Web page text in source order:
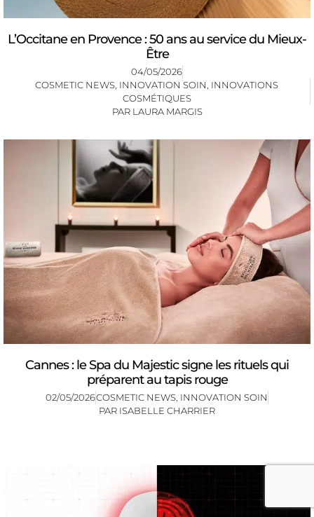
L’Occitane en Provence : 50 ans au service du Mieux-
Être
04/05/2026
COSMETIC NEWS INNOVATION SOIN INNOVATIONS
COSMÉTIQUES
PAR LAURA MARGIS
Cannes : le Spa du Majestic signe les rituels qui
préparent au tapis rouge
02/05/2026COSMETIC NEWS INNOVATION SOIN
PAR ISABELLE CHARRIER